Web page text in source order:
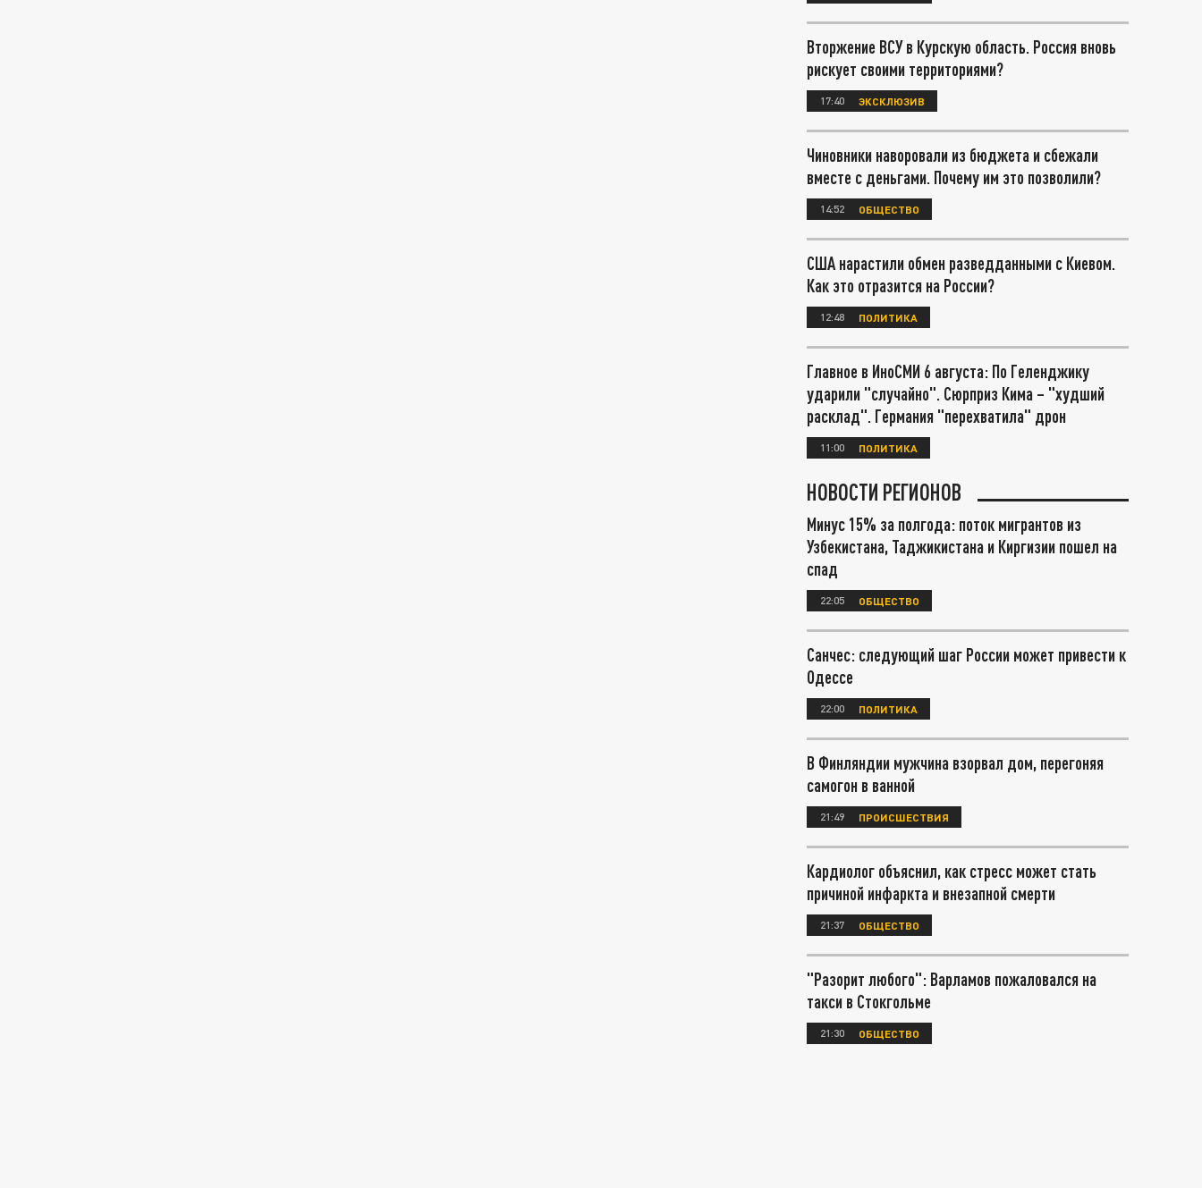
Вторжение ВСУ в Курскую область. Россия вновь
рискует своими территориями?
17:40 ЭКСКЛЮЗИВ
Чиновники наворовали из бюджета и сбежали
вместе с деньгами. Почему им это позволили?
14:52 ОБЩЕСТВО
США нарастили обмен разведданными с Киевом.
Как это отразится на России?
12:48 ПОЛИТИКА
Главное в ИноСМИ 6 августа: По Геленджику
ударили "случайно". Сюрприз Кима – "худший
расклад". Германия "перехватила" дрон
11:00 ПОЛИТИКА
НОВОСТИ РЕГИОНОВ
Минус 15% за полгода: поток мигрантов из
Узбекистана, Таджикистана и Киргизии пошел на
спад
22:05 ОБЩЕСТВО
Санчес: следующий шаг России может привести к
Одессе
22:00 ПОЛИТИКА
В Финляндии мужчина взорвал дом, перегоняя
самогон в ванной
21:49 ПРОИСШЕСТВИЯ
Кардиолог объяснил, как стресс может стать
причиной инфаркта и внезапной смерти
21:37 ОБЩЕСТВО
"Разорит любого": Варламов пожаловался на
такси в Стокгольме
21:30 ОБЩЕСТВО